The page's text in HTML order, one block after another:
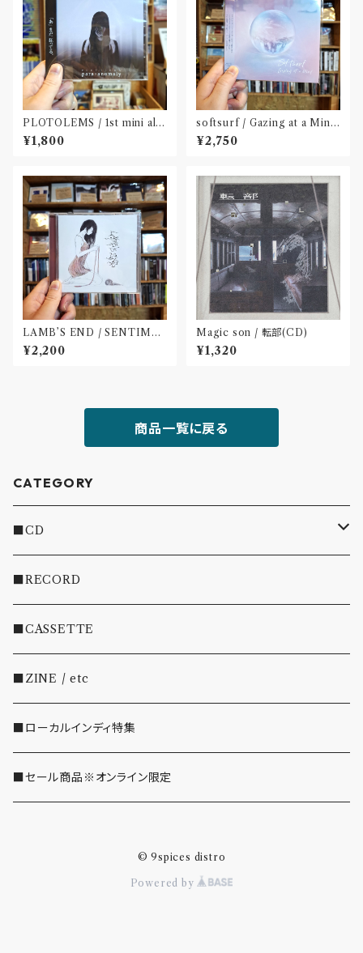
PLOTOLEMS / 1st mini alb
um 「para?anomaly」(CD)
¥1,800
softsurf / Gazing at a Mind
(CD)〝名古屋〟
¥2,750
LAMB’S END / SENTIME
NT(CD)
¥2,200
Magic son / 転部(CD)
¥1,320
商品一覧に戻る
CATEGORY
■CD
・INDIE
・EMO/PUNK/POST HC
・SHOEGAZE/DREAMPOP/POST ROCK
・OTHER(LOUD/JUNK/RAP/ etc...)
■RECORD
■CASSETTE
■ZINE / etc
■ローカルインディ特集
■セール商品※オンライン限定
© 9spices distro
Powered by